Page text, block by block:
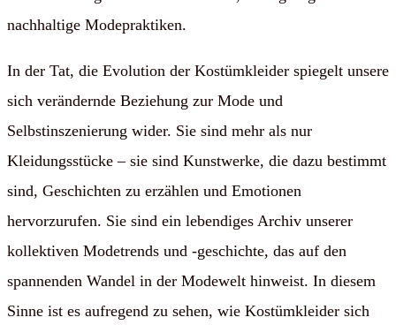
nachhaltige Modepraktiken.
In der Tat, die Evolution der Kostümkleider spiegelt unsere
sich verändernde Beziehung zur Mode und
Selbstinszenierung wider. Sie sind mehr als nur
Kleidungsstücke – sie sind Kunstwerke, die dazu bestimmt
sind, Geschichten zu erzählen und Emotionen
hervorzurufen. Sie sind ein lebendiges Archiv unserer
kollektiven Modetrends und -geschichte, das auf den
spannenden Wandel in der Modewelt hinweist. In diesem
Sinne ist es aufregend zu sehen, wie Kostümkleider sich